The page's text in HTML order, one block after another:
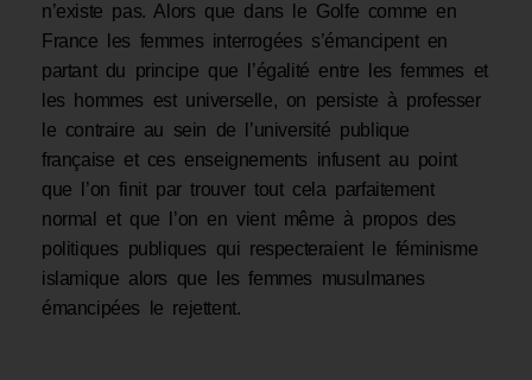
n’existe pas. Alors que dans le Golfe comme en
France les femmes interrogées s’émancipent en
partant du principe que l’égalité entre les femmes et
les hommes est universelle, on persiste à professer
le contraire au sein de l’université publique
française et ces enseignements infusent au point
que l’on finit par trouver tout cela parfaitement
normal et que l’on en vient même à propos des
politiques publiques qui respecteraient le féminisme
islamique alors que les femmes musulmanes
émancipées le rejettent.